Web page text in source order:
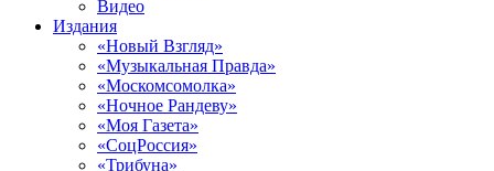
Видео
Издания
«Новый Взгляд»
«Музыкальная Правда»
«Москомсомолка»
«Ночное Рандеву»
«Моя Газета»
«СоцРоссия»
«Трибуна»